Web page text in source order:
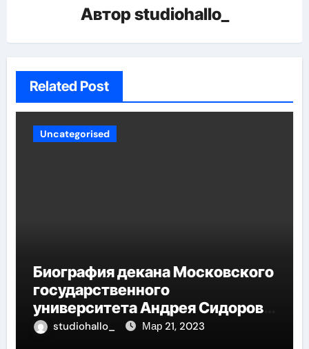
Авторstudiohallo_
Related Post
Uncategorised
Биография декана Московского
государственного
университета Андрея Сидорова
— от студента до руководителя
studiohallo_ Мар 21, 2023